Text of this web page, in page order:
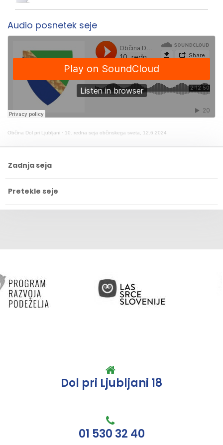
Audio posnetek seje
Občina Dol pri Ljubljani · 10. redna seja občinskega sveta, 12.6.2024
Zadnja seja
Pretekle seje
Dol pri Ljubljani 18
01 530 32 40